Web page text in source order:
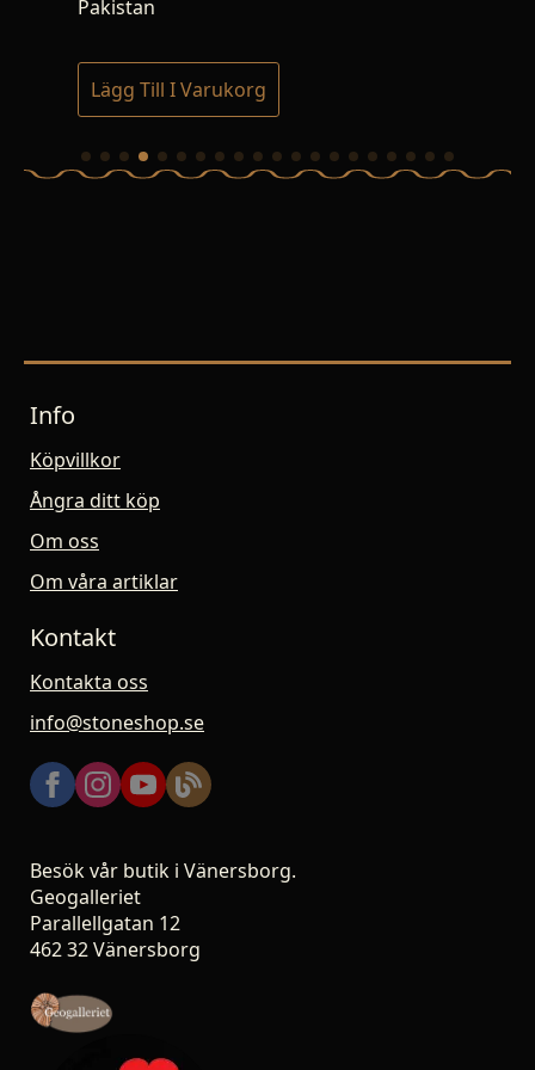
Pakistan
Lägg Till I Varukorg
Info
Köpvillkor
Ångra ditt köp
Om oss
Om våra artiklar
Kontakt
Kontakta oss
info@stoneshop.se
Besök vår butik i Vänersborg.
Geogalleriet
Parallellgatan 12
462 32 Vänersborg